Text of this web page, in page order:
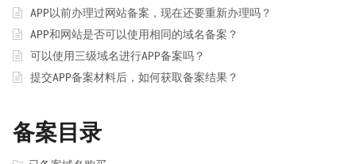
APP以前办理过网站备案，现在还要重新办理吗？
APP和网站是否可以使用相同的域名备案？
可以使用三级域名进行APP备案吗？
提交APP备案材料后，如何获取备案结果？
备案目录